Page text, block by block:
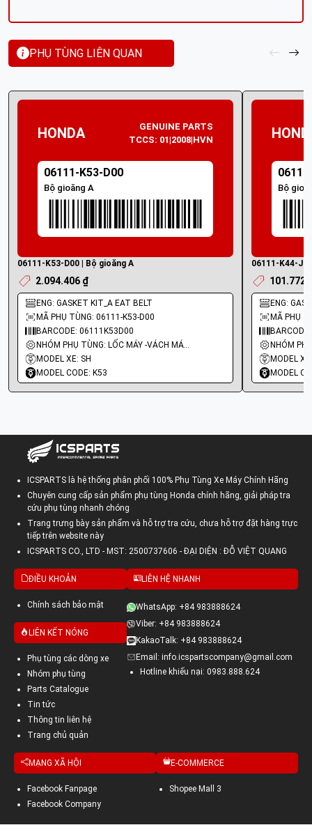
PHỤ TÙNG LIÊN QUAN
HONDA
GENUINE PARTS
TCCS: 01|2008|HVN
06111-K53-D00
Bộ gioăng A
06111-K53-D00 | Bộ gioăng A
2.094.406 ₫
ENG: GASKET KIT_A EAT BELT
MÃ PHỤ TÙNG: 06111-K53-D00
BARCODE: 06111K53D00
NHÓM PHỤ TÙNG: LỐC MÁY -VÁCH MÁY - GIOĂNG MÁY
MODEL XE: SH
MODEL CODE: K53
Bộ
06111-K44-
101.772
ENG:
MÃ PHỤ
MODEL
MODEL
ICSPARTS là hệ thống phân phối 100% Phụ Tùng Xe Máy Chính Hãng
Chuyên cung cấp sản phẩm phụ tùng Honda chính hãng, giải pháp tra
cứu phụ tùng nhanh chóng
Trang trưng bày sản phẩm và hỗ trợ tra cứu, chưa hỗ trợ đặt hàng trực
tiếp trên website này
ICSPARTS CO., LTD - MST: 2500737606 - ĐẠI DIỆN : ĐỖ VIỆT QUANG
ĐIỀU KHOẢN
Chính sách bảo mật
LIÊN KẾT NÓNG
Phụ tùng các dòng xe
Nhóm phụ tùng
Parts Catalogue
Tin tức
Thông tin liên hệ
Trang chủ quản
LIÊN HỆ NHANH
WhatsApp: +84 983888624
Viber: +84 983888624
KakaoTalk: +84 983888624
Email: info.icspartscompany@gmail.com
Hotline khiếu nại: 0983.888.624
MẠNG XÃ HỘI
Facebook Fanpage
Facebook Company
E-COMMERCE
Shopee Mall 3